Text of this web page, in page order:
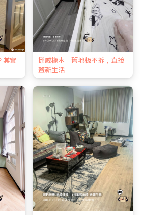
其實
挪威橡木｜舊地板不拆，直接
蓋新生活